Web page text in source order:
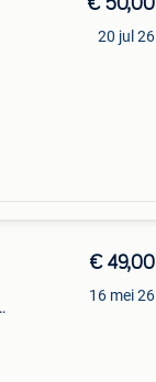
€ 50,00
20 jul 26
€ 49,00
16 mei 26